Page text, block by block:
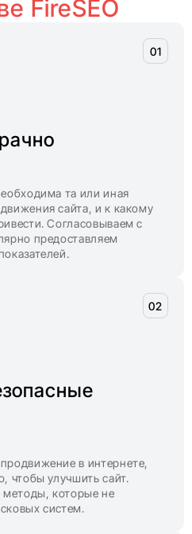
FireSEO
та или иная
сайта, и к какому
Согласовываем с
предоставляем
в интернете,
чтобы улучшить сайт.
которые не
систем.